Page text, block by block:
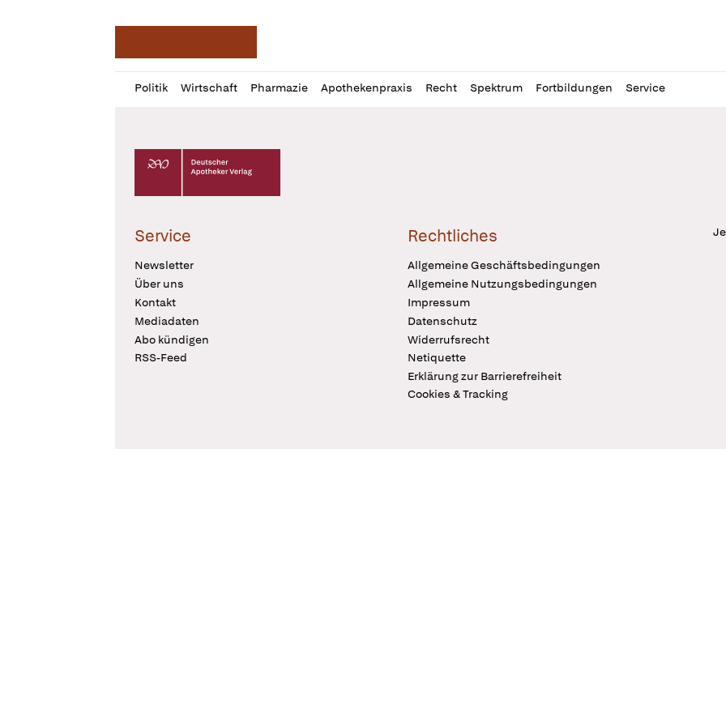
Politik Wirtschaft Pharmazie Apothekenpraxis Recht Spektrum Fortbildungen Service
Profil
öffnen
Daz
Pur
Deutscher Apotheker Verlag Logo
Service
Newsletter
Über uns
Kontakt
Mediadaten
Abo kündigen
RSS-Feed
Rechtliches
Allgemeine Geschäftsbedingungen
Allgemeine Nutzungsbedingungen
Impressum
Datenschutz
Widerrufsrecht
Netiquette
Erklärung zur Barrierefreiheit
Cookies & Tracking